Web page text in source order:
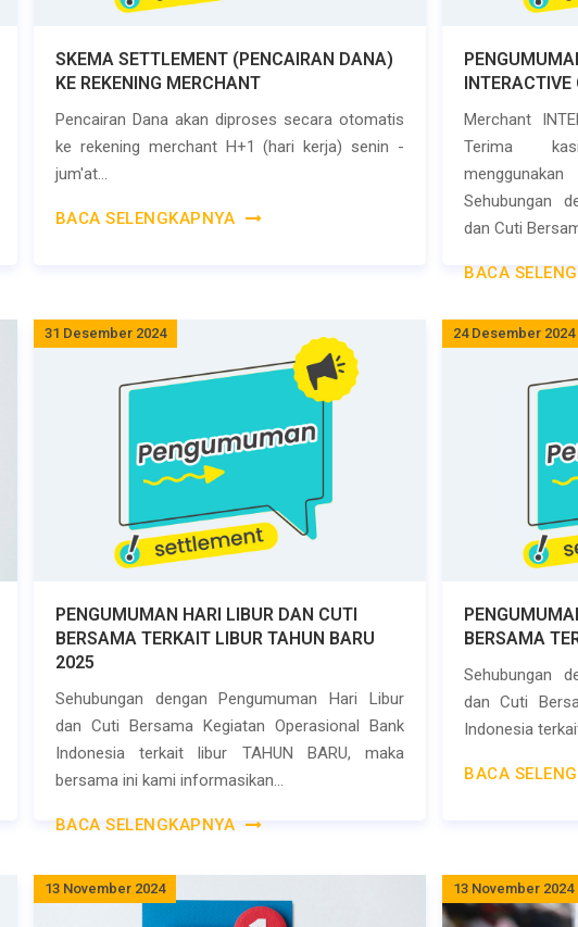
SKEMA SETTLEMENT (PENCAIRAN DANA)
KE REKENING MERCHANT
Pencairan Dana akan diproses secara otomatis
ke rekening merchant H+1 (hari kerja) senin -
jum'at...
BACA SELENGKAPNYA
INTERACTIVE
Merchant
Terima
Sehubungan
dan Cuti
BACA
31 Desember 2024
PENGUMUMAN HARI LIBUR DAN CUTI
BERSAMA TERKAIT LIBUR TAHUN BARU
2025
Sehubungan dengan Pengumuman Hari Libur
dan Cuti Bersama Kegiatan Operasional Bank
Indonesia terkait libur TAHUN BARU, maka
bersama ini kami informasikan...
BACA SELENGKAPNYA
24 Desember 2024
BERSAMA
Sehubungan
dan Cuti
Indonesia
BACA
13 November 2024 13 November 2024